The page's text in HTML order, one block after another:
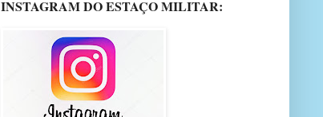
INSTAGRAM DO ESTAÇO MILITAR: